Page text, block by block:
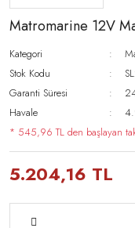
Matromarine 12V
Kategori
Stok Kodu
Garanti Süresi
Havale
* 545,96 TL den başlayan
5.204,16 TL